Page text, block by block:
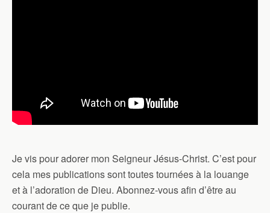
Je vis pour adorer mon Seigneur Jésus-Christ. C’est pour
cela mes publications sont toutes tournées à la louange
età l’adoration de Dieu. Abonnez-vous afin d’être au
courant de ce que je publie.